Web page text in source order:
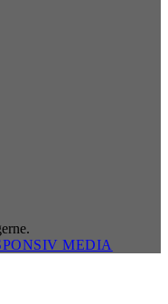
MEDIA